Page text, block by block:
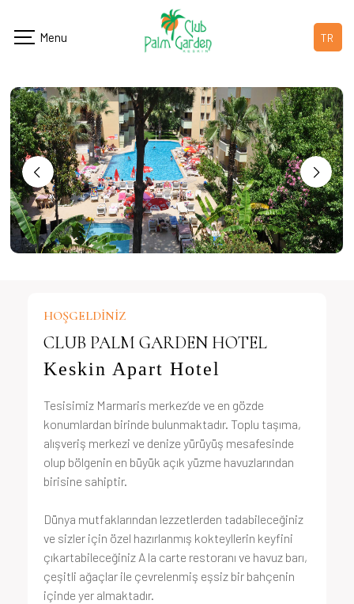
TR
HOŞGELDİNİZ
CLUB PALM GARDEN HOTEL
Keskin Apart Hotel
Tesisimiz Marmaris merkez’de ve en gözde
konumlardan birinde bulunmaktadır. Toplu taşıma,
alışveriş merkezi ve denize yürüyüş mesafesinde
olup bölgenin en büyük açık yüzme havuzlarından
birisine sahiptir.
Dünya mutfaklarından lezzetlerden tadabileceğiniz
ve sizler için özel hazırlanmış kokteyllerin keyfini
çıkartabileceğiniz A la carte restoranı ve havuz barı,
çeşitli ağaçlar ile çevrelenmiş eşsiz bir bahçenin
içinde yer almaktadır.